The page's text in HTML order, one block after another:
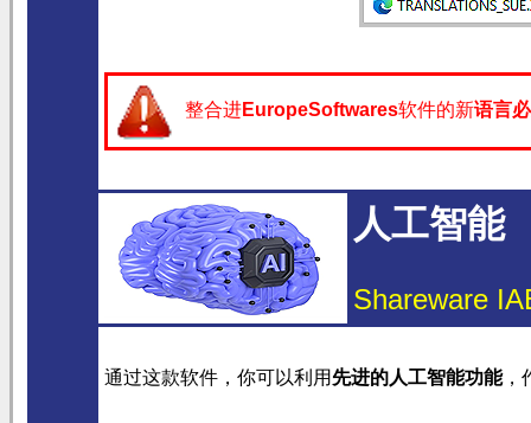
整合进EuropeSoftwares软件的新语言
人工智能
Shareware
通过这款软件，你可以利用先进的人工智能功能，